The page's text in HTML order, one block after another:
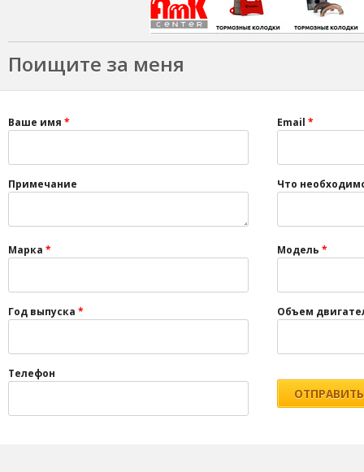
Поищите за меня
Ваше имя * Email *
Примечание Что
Марка * Модель *
Год выпуска * Объем
Телефон